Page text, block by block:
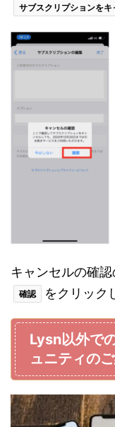
サブスクリプションをキ
キャンセルの確認
確認 をクリック
Lysn以外で
ュニティの